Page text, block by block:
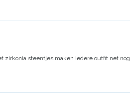
zirkonia steentjes maken iedere outfit net nog